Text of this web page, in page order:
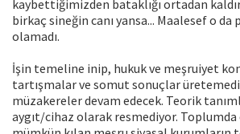
kaybettiğimizden bataklığı ortadan
birkaç sineğin canı yansa... Maalesef o da
olamadı.
İşin temeline inip, hukuk ve meşruiyet
tartışmalar ve somut sonuçlar
müzakereler devam edecek. Teorik
aygıt/cihaz olarak resmediyor. Toplumda